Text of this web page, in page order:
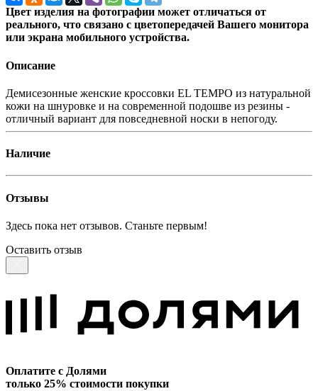
Цвет изделия на фотографии может отличаться от
реального, что связано с цветопередачей Вашего монитора
или экрана мобильного устройства.
Описание
Демисезонные женские кроссовки EL TEMPO из натуральной
кожи на шнуровке и на современной подошве из резины -
отличный вариант для повседневной носки в непогоду.
Наличие
Отзывы
Здесь пока нет отзывов. Станьте первым!
Оставить отзыв
Оплатите с Долями
только 25% стоимости покупки